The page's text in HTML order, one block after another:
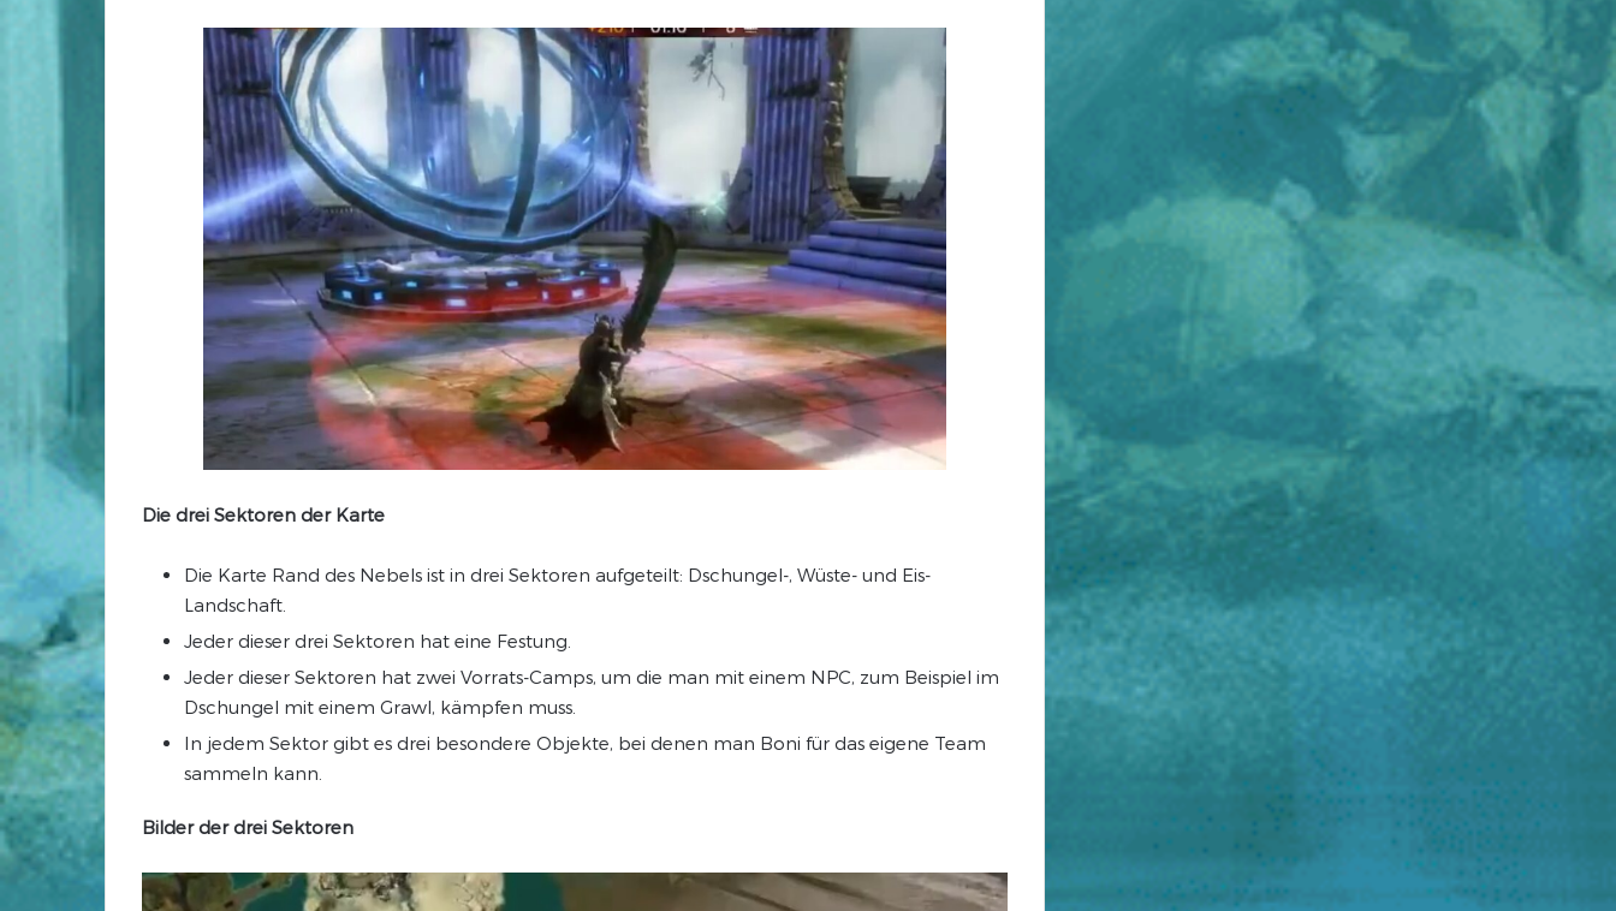
Die drei Sektoren der Karte
Die Karte Rand des Nebels ist in drei Sektoren aufgeteilt: Dschungel-, Wüste- und Eis-
Landschaft.
Jeder dieser drei Sektoren hat eine Festung.
Jeder dieser Sektoren hat zwei Vorrats-Camps, um die man mit einem NPC, zum Beispiel im
Dschungel mit einem Grawl, kämpfen muss.
In jedem Sektor gibt es drei besondere Objekte, bei denen man Boni für das eigene Team
sammeln kann.
Bilder der drei Sektoren